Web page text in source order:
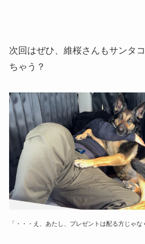
次回はぜひ、維桜さんもサンタ
ちゃう？
「・・・え、あたし、プレゼントは配る方じゃな